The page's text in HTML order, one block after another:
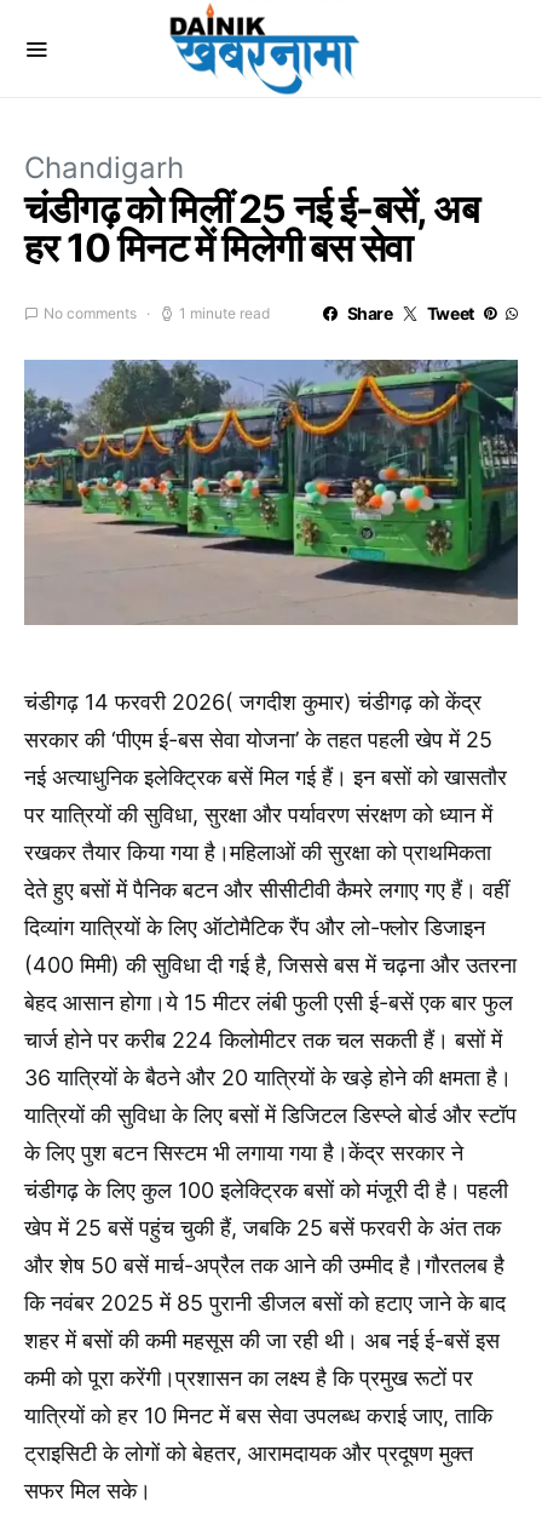
Chandigarh
चंडीगढ़ को मिलीं 25 नई ई-बसें, अब
हर 10 मिनट में मिलेगी बस सेवा
No comments 1 minute read Share Tweet
चंडीगढ़ 14 फरवरी 2026( जगदीश कुमार) चंडीगढ़ को केंद्र
सरकार की ‘पीएम ई-बस सेवा योजना’ के तहत पहली खेप में 25
नई अत्याधुनिक इलेक्ट्रिक बसें मिल गई हैं। इन बसों को खासतौर
पर यात्रियों की सुविधा, सुरक्षा और पर्यावरण संरक्षण को ध्यान में
रखकर तैयार किया गया है।महिलाओं की सुरक्षा को प्राथमिकता
देते हुए बसों में पैनिक बटन और सीसीटीवी कैमरे लगाए गए हैं। वहीं
दिव्यांग यात्रियों के लिए ऑटोमैटिक रैंप और लो-फ्लोर डिजाइन
(400 मिमी) की सुविधा दी गई है, जिससे बस में चढ़ना और उतरना
बेहद आसान होगा।ये 15 मीटर लंबी फुली एसी ई-बसें एक बार फुल
चार्ज होने पर करीब 224 किलोमीटर तक चल सकती हैं। बसों में
36 यात्रियों के बैठने और 20 यात्रियों के खड़े होने की क्षमता है।
यात्रियों की सुविधा के लिए बसों में डिजिटल डिस्प्ले बोर्ड और स्टॉप
के लिए पुश बटन सिस्टम भी लगाया गया है।केंद्र सरकार ने
चंडीगढ़ के लिए कुल 100 इलेक्ट्रिक बसों को मंजूरी दी है। पहली
खेप में 25 बसें पहुंच चुकी हैं, जबकि 25 बसें फरवरी के अंत तक
और शेष 50 बसें मार्च-अप्रैल तक आने की उम्मीद है।गौरतलब है
कि नवंबर 2025 में 85 पुरानी डीजल बसों को हटाए जाने के बाद
शहर में बसों की कमी महसूस की जा रही थी। अब नई ई-बसें इस
कमी को पूरा करेंगी।प्रशासन का लक्ष्य है कि प्रमुख रूटों पर
यात्रियों को हर 10 मिनट में बस सेवा उपलब्ध कराई जाए, ताकि
ट्राइसिटी के लोगों को बेहतर, आरामदायक और प्रदूषण मुक्त
सफर मिल सके।